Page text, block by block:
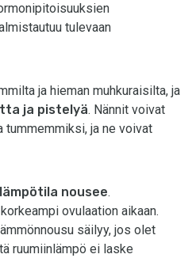
tulevaan
ja hieman muhkuraisilta, ja
ja pistelyä. Nännit voivat
tummemmiksi, ja ne voivat
nousee.
ovulaation aikaan.
säilyy, jos olet
ruumiinlämpö ei laske